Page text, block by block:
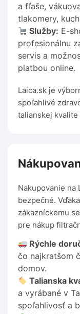
a fľaše,
tlakomery,
Služby: E-
profesionálnu
servis a
platbou online.
Laica.sk je
spoľahlivé
talianskej
Nakupovanie na
bezpečné.
zákazníckemu
pre nákup
Rýchle
čo najkratšom
domov.
Talianska
a vyrábané v
spoľahlivosť a